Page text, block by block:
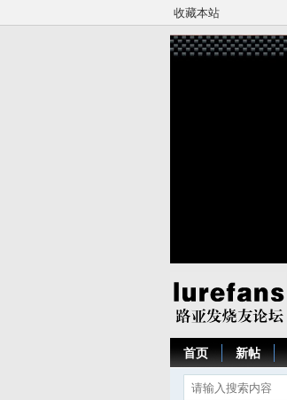
收藏本站
首页 新帖